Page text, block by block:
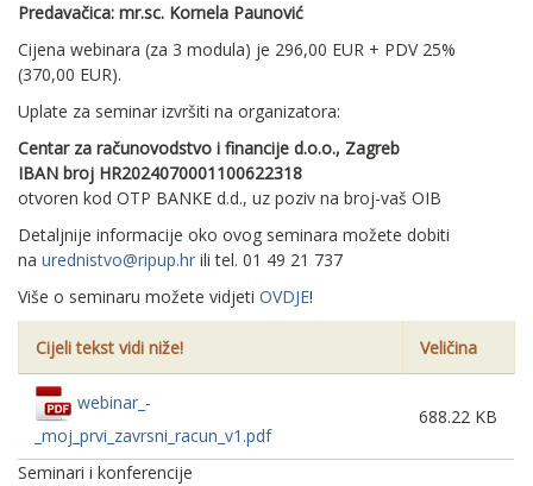
Predavačica: mr.sc. Kornela Paunović
Cijena webinara (za 3 modula) je 296,00 EUR + PDV 25%
(370,00 EUR).
Uplate za seminar izvršiti na organizatora:
Centar za računovodstvo i financije d.o.o., Zagreb
IBAN broj HR2024070001100622318
otvoren kod OTP BANKE d.d., uz poziv na broj-vaš OIB
Detaljnije informacije oko ovog seminara možete dobiti
na urednistvo@ripup.hr ili tel. 01 49 21 737
Više o seminaru možete vidjeti OVDJE!
Cijeli tekst vidi niže! Veličina
webinar_-
_moj_prvi_zavrsni_racun_v1.pdf
688.22 KB
Seminari i konferencije